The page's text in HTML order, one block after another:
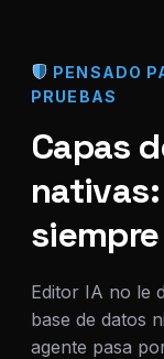
PENSADO
PRUEBAS
Capas
Editor IA no le
base de datos
agente pasa